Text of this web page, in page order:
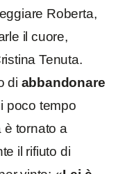
Roberta,
il cuore,
Tenuta.
di abbandonare
poco tempo
è tornato a
il rifiuto di